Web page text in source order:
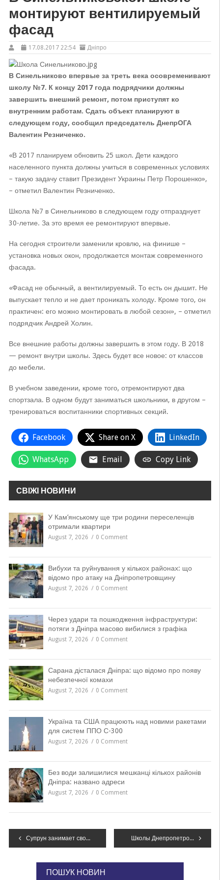
монтируют вентилируемый
фасад
17.08.2017 22:54 Дніпро
В Синельниково впервые за треть века осовременивают
школу №7. К концу 2017 года подрядчики должны
завершить внешний ремонт, потом приступят ко
внутренним работам. Сдать объект планируют в
следующем году, сообщил председатель ДнепрОГА
Валентин Резниченко.
«В 2017 планируем обновить 25 школ. Дети каждого
населенного пункта должны учиться в современных условиях
– такую задачу ставит Президент Украины Петр Порошенко»,
– отметил Валентин Резниченко.
Школа №7 в Синельниково в следующем году отпразднует
30-летие. За это время ее ремонтируют впервые.
На сегодня строители заменили кровлю, на финише –
установка новых окон, продолжается монтаж современного
фасада.
«Фасад не обычный, а вентилируемый. То есть он дышит. Не
выпускает тепло и не дает проникать холоду. Кроме того, он
практичен: его можно монтировать в любой сезон», – отметил
подрядчик Андрей Холин.
Все внешние работы должны завершить в этом году. В 2018
— ремонт внутри школы. Здесь будет все новое: от классов
до мебели.
В учебном заведении, кроме того, отремонтируют два
спортзала. В одном будут заниматься школьники, в другом –
тренироваться воспитанники спортивных секций.
Facebook Share on X LinkedIn
WhatsApp Email Copy Link
СВІЖІ НОВИНИ
У Кам’янському ще три родини переселенців
отримали квартири
August 7, 2026 0 Comment
Вибухи та руйнування у кількох районах: що
відомо про атаку на Дніпропетровщину
August 7, 2026 0 Comment
Через удари та пошкодження інфраструктури:
потяги з Дніпра масово вибилися з графіка
August 7, 2026 0 Comment
Сарана дісталася Дніпра: що відомо про появу
небезпечної комахи
August 7, 2026 0 Comment
Україна та США працюють над новими ракетами
для систем ППО С-300
August 7, 2026 0 Comment
Без води залишилися мешканці кількох районів
Дніпра: названо адреси
August 7, 2026 0 Comment
Навігація
Супрун занимает свой кабинет незаконно – Рабинович Школы Днепропетровщины получат более 2,5 тысяч учебников для особенных детей
ПОШУК НОВИН